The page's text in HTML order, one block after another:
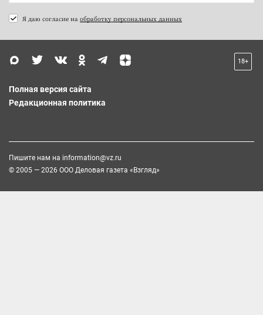
Я даю согласие на обработку персональных данных
18+
Полная версия сайта
Редакционная политика
Пишите нам на information@vz.ru
© 2005 — 2026 ООО Деловая газета «Взгляд»